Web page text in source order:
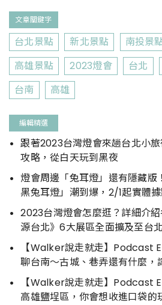
文章關鍵字
台北景點 新北景點 南投景
高雄景點
2023燈會 台北
台南
高雄
編輯精選
跟著2023台灣燈會來趟台北小旅
攻略，從白天玩到黑夜
燈會周邊「兔耳燈」還有隱藏版
黑兔耳燈」潮到爆，2/1起實體
2023台灣燈會怎麼逛？詳細介
源台北》6大展區全面擴及至台
【Walker說走就走】Podcast
聊台南～古城、巷弄還有什麼，
【Walker說走就走】Podcast
高雄鹽埕區，你會想收進口袋的